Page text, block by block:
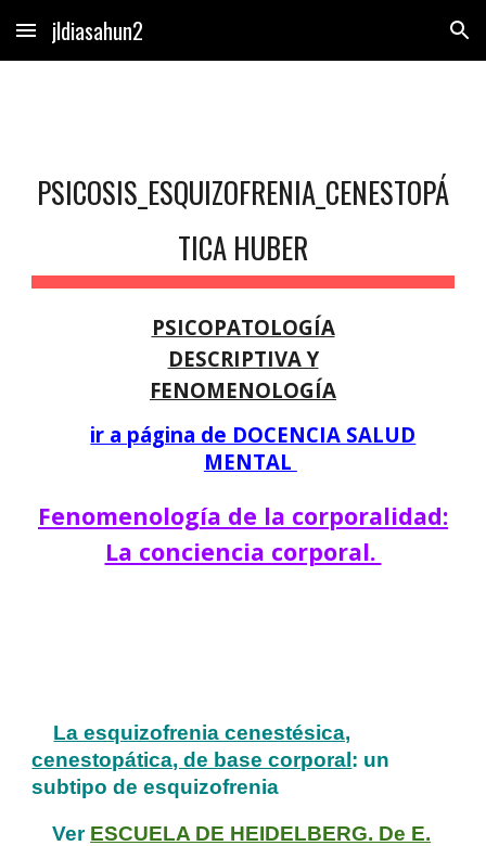
Skip to main content Skip to navigation
jldiasahun2
PSICOSIS_ESQUIZOFRENIA_CENESTOPÁ
TICA HUBER
PSICOPATOLOGÍA
DESCRIPTIVA Y
FENOMENOLOGÍA
ir a página de DOCENCIA SALUD
MENTAL
Fenomenología de la corporalidad:
La conciencia corporal.
La esquizofrenia cenestésica,
cenestopática, de base corporal : un
subtipo de esquizofrenia
Ver ESCUELA DE HEIDELBERG. De E.